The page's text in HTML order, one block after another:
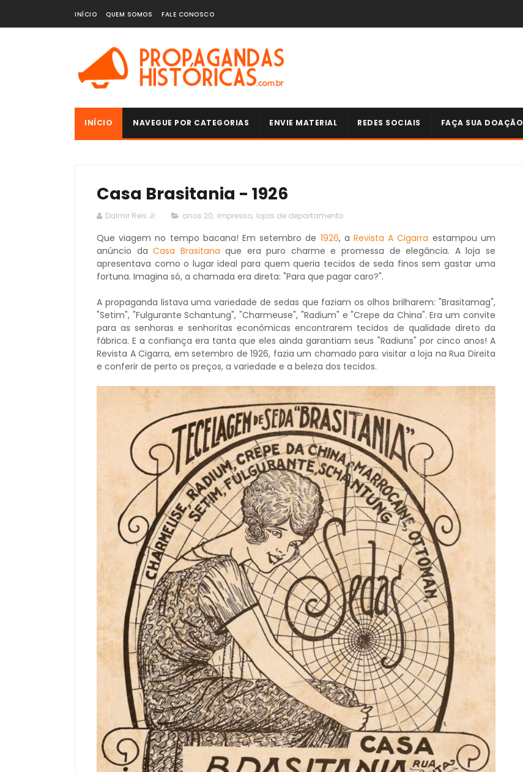
INÍCIO QUEM SOMOS FALE CONOSCO
INÍCIO NAVEGUE POR CATEGORIAS ENVIE MATERIAL REDES SOCIAIS FAÇA SUA DOAÇÃO
Casa Brasitania - 1926
Dalmir Reis Jr. anos 20, impresso, lojas de departamento
Que viagem no tempo bacana! Em setembro de 1926, a Revista A Cigarra estampou um
anúncio daCasa Brasitana que era puro charme e promessa de elegância. A loja se
apresentava como o lugar ideal para quem queria tecidos de seda finos sem gastar uma
fortuna. Imagina só, a chamada era direta: "Para que pagar caro?".
A propaganda listava uma variedade de sedas que faziam os olhos brilharem: "Brasitamag",
"Setim", "Fulgurante Schantung", "Charmeuse", "Radium" e "Crepe da China". Era um convite
para as senhoras e senhoritas econômicas encontrarem tecidos de qualidade direto da
fábrica. E a confiança era tanta que eles ainda garantiam seus "Radiuns" por cinco anos! A
Revista A Cigarra, em setembro de 1926, fazia um chamado para visitar a loja na Rua Direita
e conferir de perto os preços, a variedade e a beleza dos tecidos.